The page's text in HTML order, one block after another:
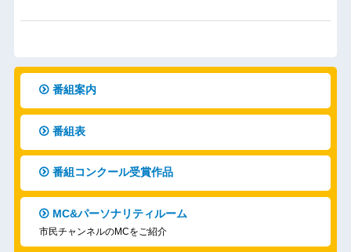
番組案内
番組表
番組コンクール受賞作品
MC&パーソナリティルーム
市民チャンネルのMCをご紹介